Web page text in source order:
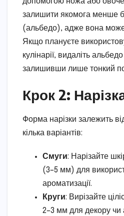
залишити якомога менше
(альбедо), адже вона може
Якщо плануєте
кулінарії, видаліть
залишивши лише тонкий
Крок 2:
Форма нарізки залежить
кілька варіантів:
Смуги: Нарізайте
(3–5 мм) для
ароматизації.
Круги: Вирізайте
2–3 мм для декору